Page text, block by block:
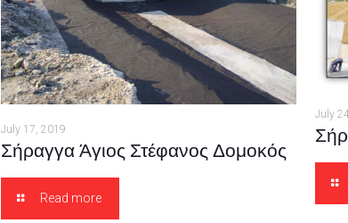
July 17, 2019
Σήραγγα Άγιος Στέφανος Δομοκός
Read more
July